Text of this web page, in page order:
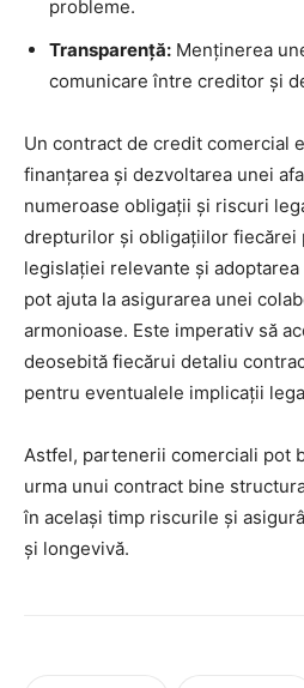
probleme.
Transparență: Menținerea
comunicare între creditor și
Un contract de credit comercial
finanțarea și dezvoltarea unei
numeroase obligații și riscuri
drepturilor și obligațiilor fiecărei
legislației relevante și
pot ajuta la asigurarea unei
armonioase. Este imperativ să
deosebită fiecărui detaliu
pentru eventualele implicații
Astfel, partenerii comerciali pot
urma unui contract bine
în același timp riscurile și
și longevivă.